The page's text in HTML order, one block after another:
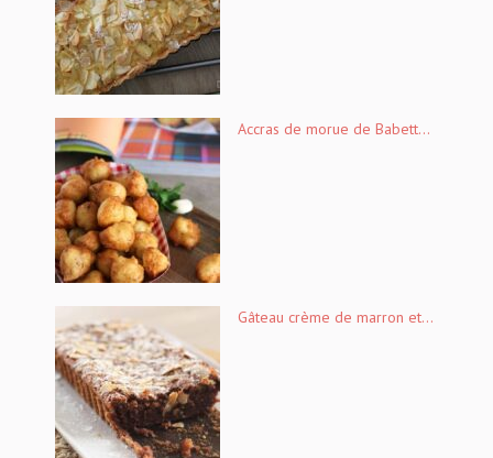
Accras de morue de Babett...
Gâteau crème de marron et...